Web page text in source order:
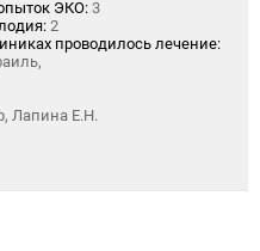
ЭКО: 3
2
проводилось лечение:
Лапина Е.Н.